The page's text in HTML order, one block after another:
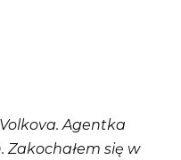
Agentka
Zakochałem się w